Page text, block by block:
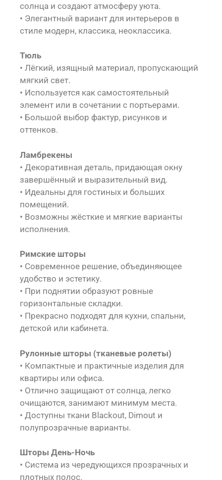
солнца и создают атмосферу уюта.
• Элегантный вариант для интерьеров в
стиле модерн, классика, неоклассика.
Тюль
• Лёгкий, изящный материал, пропускающий
мягкий свет.
• Используется как самостоятельный
элемент или в сочетании с портьерами.
• Большой выбор фактур, рисунков и
оттенков.
Ламбрекены
• Декоративная деталь, придающая окну
завершённый и выразительный вид.
• Идеальны для гостиных и больших
помещений.
• Возможны жёсткие и мягкие варианты
исполнения.
Римские шторы
• Современное решение, объединяющее
удобство и эстетику.
• При поднятии образуют ровные
горизонтальные складки.
• Прекрасно подходят для кухни, спальни,
детской или кабинета.
Рулонные шторы (тканевые ролеты)
• Компактные и практичные изделия для
квартиры или офиса.
• Отлично защищают от солнца, легко
очищаются, занимают минимум места.
• Доступны ткани Blackout, Dimout и
полупрозрачные варианты.
Шторы День-Ночь
• Система из чередующихся прозрачных и
плотных полос.